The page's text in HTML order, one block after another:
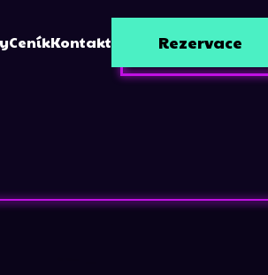
CeníkKontakt Rezervace